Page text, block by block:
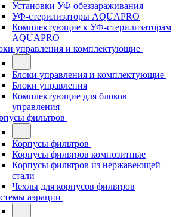
Установки УФ обеззараживания
УФ-стерилизаторы AQUAPRO
Комплектующие к УФ-стерилизаторам
AQUAPRO
управления и комплектующие
Блоки управления и комплектующие
Блоки управления
Комплектующие для блоков
управления
фильтров
Корпусы фильтров
Корпусы фильтров композитные
Корпусы фильтров из нержавеющей
стали
Чехлы для корпусов фильтров
аэрации